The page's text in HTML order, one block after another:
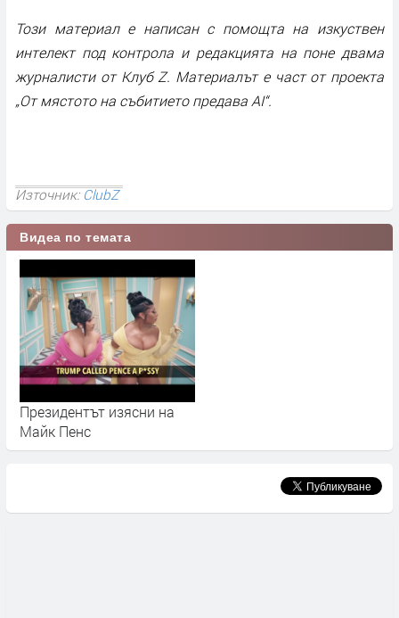
Този материал е написан с помощта на изкуствен
интелект под контрола и редакцията на поне двама
журналисти от Клуб Z. Материалът е част от проекта
„От мястото на събитието предава AI“.
Източник:ClubZ
Видеа по темата
Президентът изясни на
Майк Пенс